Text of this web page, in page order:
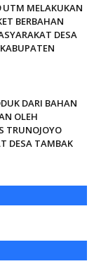
UTM MELAKUKAN
BERBAHAN
DESA
DARI BAHAN
OLEH
TRUNOJOYO
DESA TAMBAK